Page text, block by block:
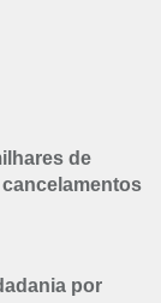
de
por